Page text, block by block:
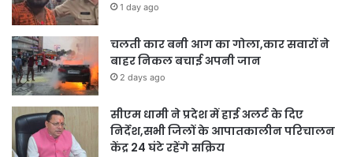
1 day ago
चलती कार बनी आग का गोला,कार सवारों ने
बाहर निकल बचाई अपनी जान
2 days ago
सीएम धामी ने प्रदेश में हाई अलर्ट के दिए
निर्देश,सभी जिलों के आपातकालीन परिचालन
केंद्र 24 घंटे रहेंगे सक्रिय